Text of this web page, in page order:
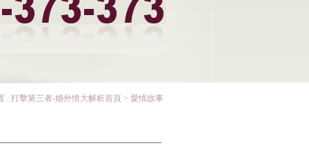
: 打擊第三者-婚外情大解析首頁 > 愛情故事